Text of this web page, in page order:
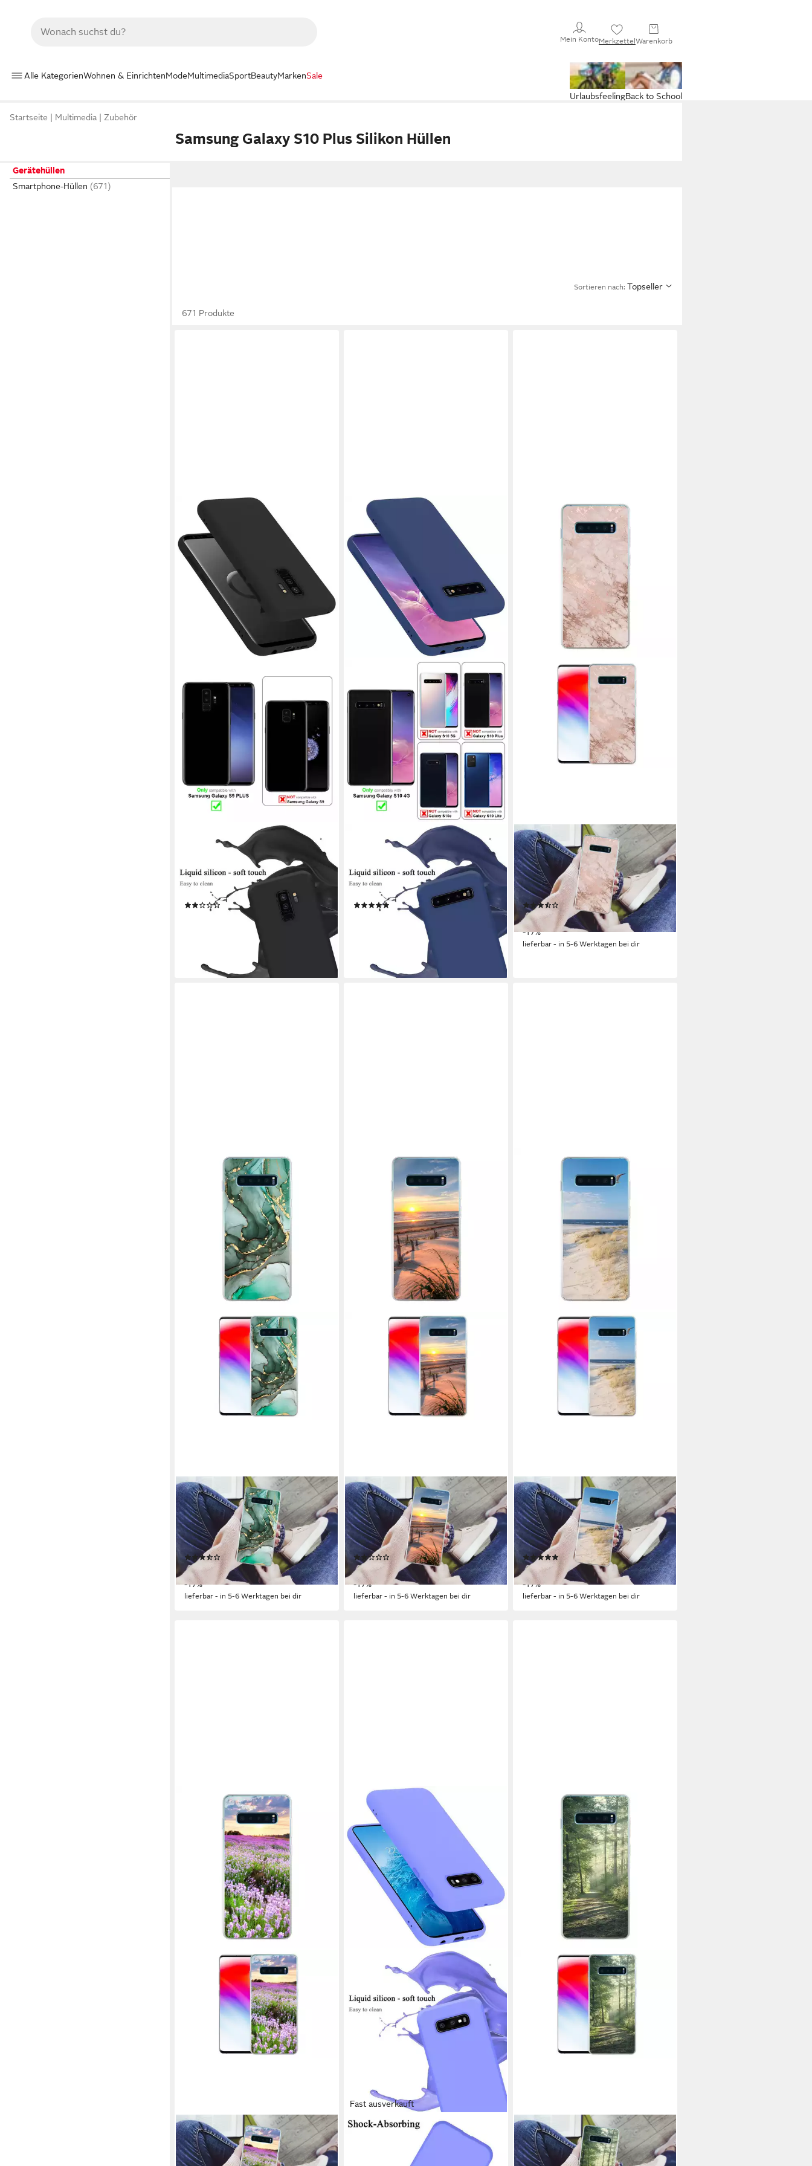
Mein KontoMerkzettelWarenkorb
Alle KategorienWohnen & EinrichtenModeMultimediaSportBeautyMarkenSale
Back to School
Urlaubsfeeling
Startseite Multimedia Zubehör
Samsung Galaxy S10 Plus Silikon Hüllen
Gerätehüllen
Smartphone-Hüllen
Sortieren nach: Topseller
671 Produkte
CADORABO
Handyhülle für Samsung Galaxy S9
PLUS Hülle Samsung Galaxy S9
PLUS, Flexible Hülle TPU Silikon
Schutzhülle Back Cover Case
(1)
18,99 €
lieferbar - in 4-5 Werktagen bei dir
CADORABO
Handyhülle für Samsung Galaxy S10
4G Hülle Samsung Galaxy S10 4G,
Flexible Hülle TPU Silikon
Schutzhülle Back Cover Case
(9)
16,99 €
lieferbar - in 4-5 Werktagen bei dir
MUCHOWOW
Handyhülle für Samsung Galaxy S10
Plus Marmor - Rosa - Luxus -
Marmoroptik - Glit, Phone Case,
Silikon, Schutzhülle Dünn
(8)
19,95 € UVP24,00 €
-17%
lieferbar - in 5-6 Werktagen bei dir
MUCHOWOW
Handyhülle für Samsung Galaxy S10
Plus Gold - Marmor - Grün - Luxus -
Marmoroptik, Phone Case, Silikon,
Schutzhülle Dünn
(6)
19,95 € UVP24,00 €
-17%
lieferbar - in 5-6 Werktagen bei dir
MUCHOWOW
Handyhülle für Samsung Galaxy S10
Plus Strand - Meer - Düne -
Sonnenuntergang - L, Phone Case,
Silikon, Schutzhülle Dünn
(2)
19,95 € UVP24,00 €
-17%
lieferbar - in 5-6 Werktagen bei dir
MUCHOWOW
Handyhülle für Samsung Galaxy S10
Plus Düne - Möwe - Strand - Meer -
Sonne, Phone Case, Silikon,
Schutzhülle Dünn
(3)
19,95 € UVP24,00 €
-17%
lieferbar - in 5-6 Werktagen bei dir
MUCHOWOW
Handyhülle für Samsung Galaxy S10
Plus Blumen - Lavendel - Lila -
Fast ausverkauft
CADORABO
Handyhülle für Samsung Galaxy S10e
Hülle Samsung Galaxy S10e, Flexible
MUCHOWOW
Handyhülle für Samsung Galaxy S10
Plus Wald - Weg - Sonne - Bäume -